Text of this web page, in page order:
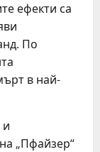
ефекти са
По
в най-
и
„Пфайзер“